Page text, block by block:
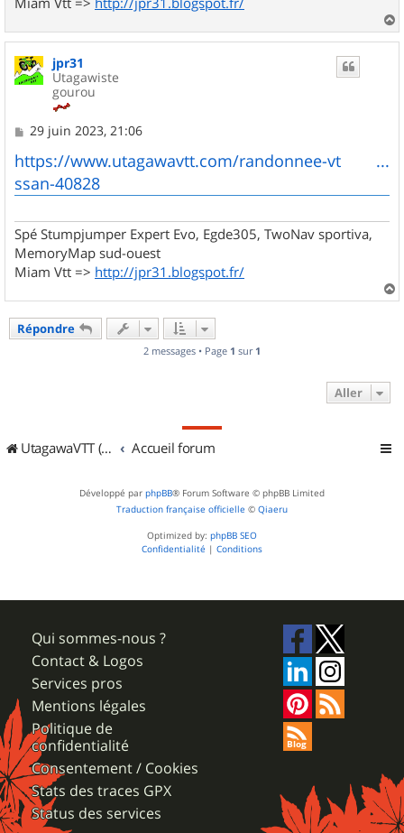
a
u
jpr31
Utagawiste
gourou
M
s
s
a
g
29 juin 2023, 21:06
https://www.utagawavtt.com/randonnee-vt ...
ssan-40828
Spé Stumpjumper Expert Evo, Egde305, TwoNav sportiva,
MemoryMap sud-ouest
Miam Vtt => http://jpr31.blogspot.fr/
a
Répondre
2 messages • Page 1 sur 1
Aller
UtagawaVTT (Randos VTT et VTTAE avec traces GPS) Accueil forum
Développé par phpBB® Forum Software © phpBB Limited
Traduction française officielle © Qiaeru
Optimized by: phpBB SEO
Confidentialité | Conditions
Qui sommes-nous ?
Contact & Logos
Services pros
Mentions légales
Politique de
confidentialité
Consentement / Cookies
Stats des traces GPX
Status des services